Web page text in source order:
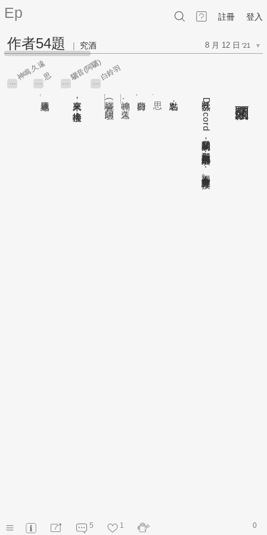
Ep 註冊 登入
作者54題 | 究酒 8 月 12 日 '21 ▼
…
思
…
白鈴羽
…
神鳴.久遠
…
驪音(阿驪)
Discord
，
那我就先來把表單填好⋯⋯不知會不會有誰來接
。
點名：
.
(
)
，
！
5 1 0